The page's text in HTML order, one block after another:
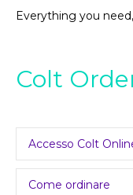
Everything you
Colt
Accesso Colt
Come ordinare